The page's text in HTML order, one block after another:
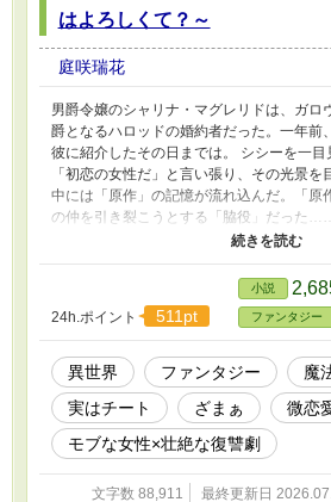
はよろしくて？～
庭咲瑞花
男爵令嬢のシャリナ・マグレリドは、ガロ
爵となるハロッドの婚約者だった。一年前
彼に紹介したその日までは。 シシーを一
「初恋の女性だ」と言い張り、その光景
中には「原作」の記憶が流れ込んだ。「原
の仲を引き裂こうとする「脇役」だった
記憶が生まれてから一年後、シャリナはと
に結婚指輪を渡しているところを目撃して
に婚約者に見切りをつけたシャリナは、同
ていた彼の弟ロドアンから、ハロッドやシ
事について知らされる。 「原作」の記憶通
し、シシーたちの思い通りにもさせない。
幸せをつかむための物語。
24h.ポイント 511pt
小説
ファンタジー
異世界 ファンタジー 魔
実はチート
ざまぁ
微恋
モブな女性×壮絶な復讐劇
文字数 88,911 最終更新日